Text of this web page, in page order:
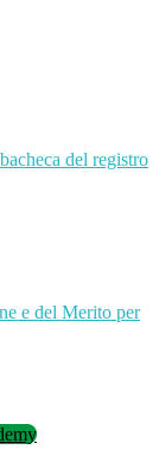
del registro
e del Merito per